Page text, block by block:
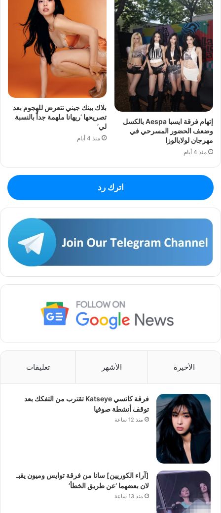
إتهام فرقة ايسبا Aespa بالكسل
وضعف الحضور المسرحي في
مهرجان لولابالوزا
منذ 4 أيام
بلاك بينك جيني تتعرض للهجوم بعد
تصريحها ‘ريهانا ملهمة جداً بالنسبة
لي’
منذ 4 أيام
اترك رد
الأخيرة الأشهر تعليقات
فرقة كاتسي Katseye تقترب من التفكك بعد
توقف أنشطة صوفيا
منذ 12 ساعة
[آراء الكوريين] سانا من فرقة توايس وميون يقبـ
لان بعضهما ‘عن طريق الخطأ’
منذ 13 ساعة